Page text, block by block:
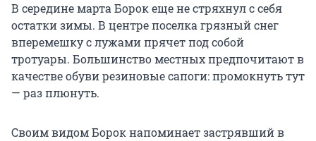
В середине марта Борок еще не стряхнул с себя
остатки зимы. В центре поселка грязный снег
вперемешку с лужами прячет под собой
тротуары. Большинство местных предпочитают в
качестве обуви резиновые сапоги: промокнуть тут
— раз плюнуть.
Своим видом Борок напоминает застрявший в